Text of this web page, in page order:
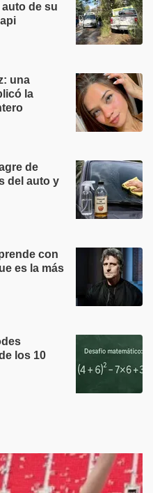
de su
una
la
de
del auto y
con
es la más
los 10